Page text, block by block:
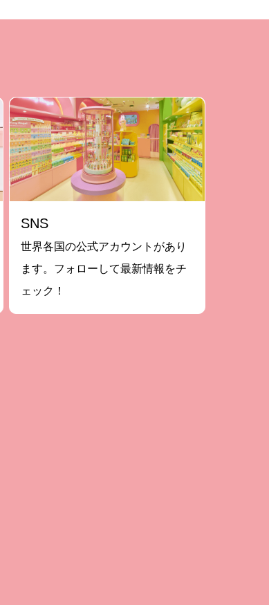
SNS
世界各国の公式アカウントがあり
ます。フォローして最新情報をチ
ェック！